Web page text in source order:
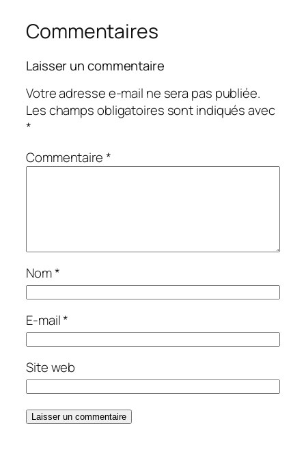
Commentaires
Laisser un commentaire
Votre adresse e-mail ne sera pas publiée.
Les champs obligatoires sont indiqués avec
*
Commentaire*
Nom*
E-mail*
Site web